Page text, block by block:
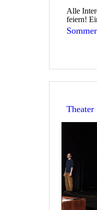
Alle
feiern!
Theater